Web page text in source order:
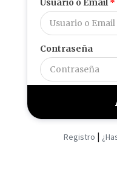
Contraseña
Registro |